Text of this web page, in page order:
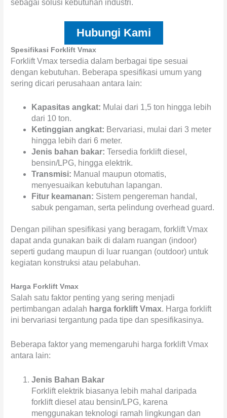
sebagai solusi kebutuhan industri.
Hubungi Kami
Spesifikasi Forklift Vmax
Forklift Vmax tersedia dalam berbagai tipe sesuai
dengan kebutuhan. Beberapa spesifikasi umum yang
sering dicari perusahaan antara lain:
Kapasitas angkat: Mulai dari 1,5 ton hingga lebih
dari 10 ton.
Ketinggian angkat: Bervariasi, mulai dari 3 meter
hingga lebih dari 6 meter.
Jenis bahan bakar: Tersedia forklift diesel,
bensin/LPG, hingga elektrik.
Transmisi: Manual maupun otomatis,
menyesuaikan kebutuhan lapangan.
Fitur keamanan: Sistem pengereman handal,
sabuk pengaman, serta pelindung overhead guard.
Dengan pilihan spesifikasi yang beragam, forklift Vmax
dapat anda gunakan baik di dalam ruangan (indoor)
seperti gudang maupun di luar ruangan (outdoor) untuk
kegiatan konstruksi atau pelabuhan.
Harga Forklift Vmax
Salah satu faktor penting yang sering menjadi
pertimbangan adalah harga forklift Vmax. Harga forklift
ini bervariasi tergantung pada tipe dan spesifikasinya.
Beberapa faktor yang memengaruhi harga forklift Vmax
antara lain:
Jenis Bahan Bakar
Forklift elektrik biasanya lebih mahal daripada
forklift diesel atau bensin/LPG, karena
menggunakan teknologi ramah lingkungan dan